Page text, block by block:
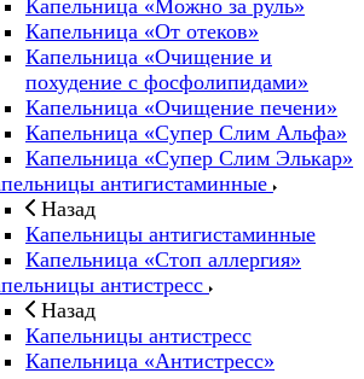
Капельница «Можно за руль»
Капельница «От отеков»
Капельница «Очищение и
похудение с фосфолипидами»
Капельница «Очищение печени»
Капельница «Супер Слим Альфа»
Капельница «Супер Слим Элькар»
антигистаминные
Назад
Капельницы антигистаминные
Капельница «Стоп аллергия»
антистресс
Назад
Капельницы антистресс
Капельница «Антистресс»